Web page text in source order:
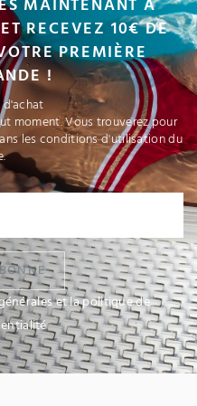
MAINTENANT À
RECEVEZ 10€ DE
PREMIÈRE
!
d'achat
moment. Vous trouverez pour
les conditions d'utilisation du
et la politique de